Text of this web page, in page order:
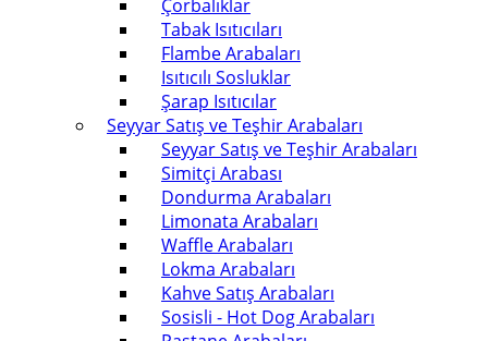
Çorbalıklar
Tabak Isıtıcıları
Flambe Arabaları
Isıtıcılı Sosluklar
Şarap Isıtıcılar
Seyyar Satış ve Teşhir Arabaları
Seyyar Satış ve Teşhir Arabaları
Simitçi Arabası
Dondurma Arabaları
Limonata Arabaları
Waffle Arabaları
Lokma Arabaları
Kahve Satış Arabaları
Sosisli - Hot Dog Arabaları